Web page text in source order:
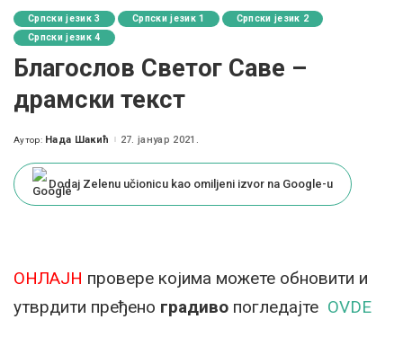
Српски језик 3 Српски језик 1
Српски језик 2
Српски језик 4
Благослов Светог Саве –
драмски текст
Posted
Аутор: Нада Шакић 27. јануар 2021.
Dodaj Zelenu učionicu kao omiljeni izvor na Google-u
ОНЛАЈН провере којима можете обновити и
утврдити пређено градиво погледајте OVDE